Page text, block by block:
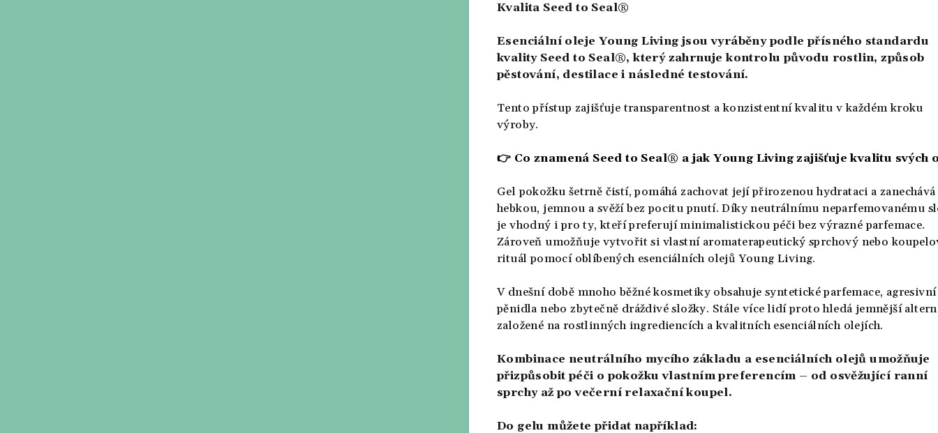
Kvalita Seed to Seal®
Esenciální oleje Young Living jsou vyráběny podle přísného standardu
kvality Seed to Seal®, který zahrnuje kontrolu původu rostlin, způsob
pěstování, destilace i následné testování.
Tento přístup zajišťuje transparentnost a konzistentní kvalitu v každém kroku
výroby.
👉 Co znamená Seed to Seal® a jak Young Living zajišťuje kvalitu svých
Gel pokožku šetrně čistí, pomáhá zachovat její přirozenou hydrataci a
hebkou, jemnou a svěží bez pocitu pnutí. Díky neutrálnímu neparfemovanému
je vhodný i pro ty, kteří preferují minimalistickou péči bez výrazné parfemace.
Zároveň umožňuje vytvořit si vlastní aromaterapeutický sprchový nebo
rituál pomocí oblíbených esenciálních olejů Young Living.
V dnešní době mnoho běžné kosmetiky obsahuje syntetické parfemace, agresivní
pěnidla nebo zbytečně dráždivé složky. Stále více lidí proto hledá jemnější
založené na rostlinných ingrediencích a kvalitních esenciálních olejích.
Kombinace neutrálního mycího základu a esenciálních olejů umožňuje
přizpůsobit péči o pokožku vlastním preferencím – od osvěžující ranní
sprchy až po večerní relaxační koupel.
Do gelu můžete přidat například: